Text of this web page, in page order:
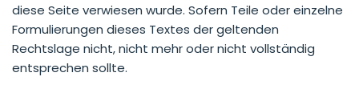
diese Seite verwiesen wurde. Sofern Teile oder einzelne
Formulierungen dieses Textes der geltenden
Rechtslage nicht, nicht mehr oder nicht vollständig
entsprechen sollte.